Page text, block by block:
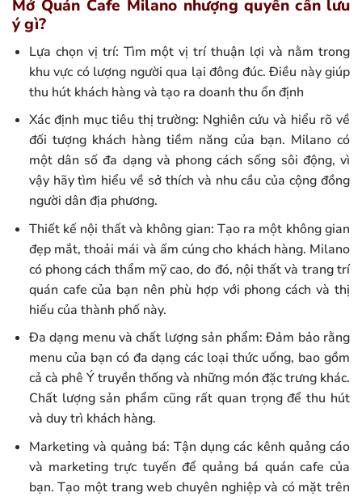
Mở Quán Cafe Milano nhượng quyền cần lưu
ý gì?
Lựa chọn vị trí: Tìm một vị trí thuận lợi và nằm trong
khu vực có lượng người qua lại đông đúc. Điều này giúp
thu hút khách hàng và tạo ra doanh thu ổn định
Xác định mục tiêu thị trường: Nghiên cứu và hiểu rõ về
đối tượng khách hàng tiềm năng của bạn. Milano có
một dân số đa dạng và phong cách sống sôi động, vì
vậy hãy tìm hiểu về sở thích và nhu cầu của cộng đồng
người dân địa phương.
Thiết kế nội thất và không gian: Tạo ra một không gian
đẹp mắt, thoải mái và ấm cúng cho khách hàng. Milano
có phong cách thẩm mỹ cao, do đó, nội thất và trang trí
quán cafe của bạn nên phù hợp với phong cách và thị
hiếu của thành phố này.
Đa dạng menu và chất lượng sản phẩm: Đảm bảo rằng
menu của bạn có đa dạng các loại thức uống, bao gồm
cả cà phê Ý truyền thống và những món đặc trưng khác.
Chất lượng sản phẩm cũng rất quan trọng để thu hút
và duy trì khách hàng.
Marketing và quảng bá: Tận dụng các kênh quảng cáo
và marketing trực tuyến để quảng bá quán cafe của
bạn. Tạo một trang web chuyên nghiệp và có mặt trên